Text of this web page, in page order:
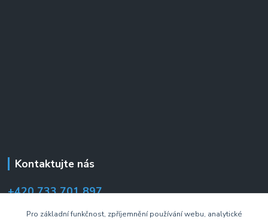
Kontaktujte nás
+420 733 701 897
Pro základní funkčnost, zpříjemnění používání webu, analytické